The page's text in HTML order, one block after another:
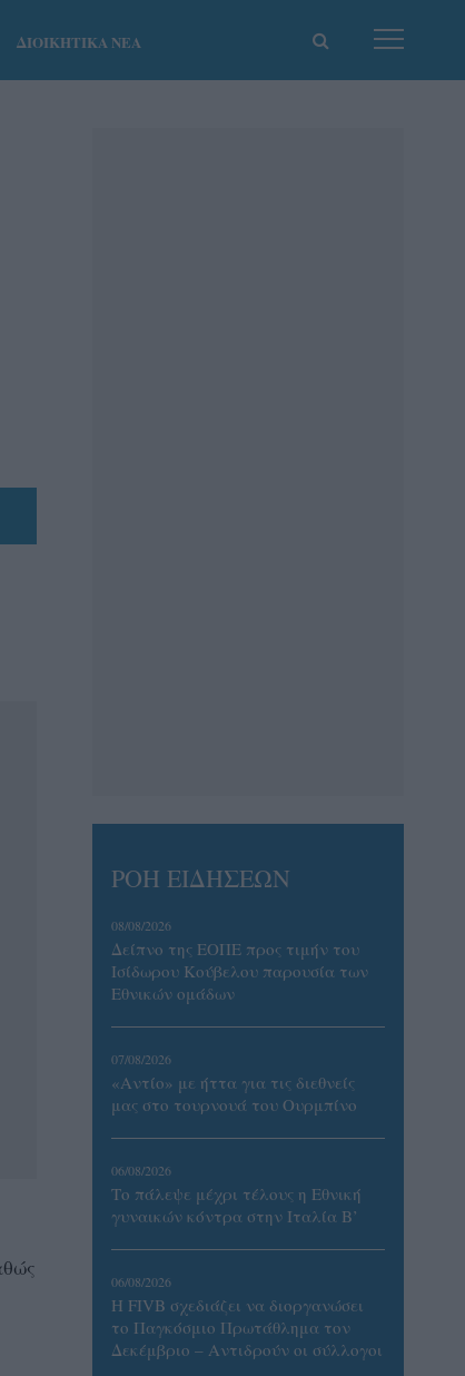
ΔΙΟΙΚΗΤΙΚΑ ΝΕΑ
ΡΟΗ ΕΙΔΗΣΕΩΝ
08/08/2026
Δείπνο της ΕΟΠΕ προς τιμήν του
Ισίδωρου Κούβελου παρουσία των
Εθνικών ομάδων
07/08/2026
«Αντίο» με ήττα για τις διεθνείς
μας στο τουρνουά του Ουρμπίνο
06/08/2026
Το πάλεψε μέχρι τέλους η Εθνική
γυναικών κόντρα στην Ιταλία Β’
06/08/2026
Η FIVB σχεδιάζει να διοργανώσει
το Παγκόσμιο Πρωτάθλημα τον
Δεκέμβριο – Αντιδρούν οι σύλλογοι